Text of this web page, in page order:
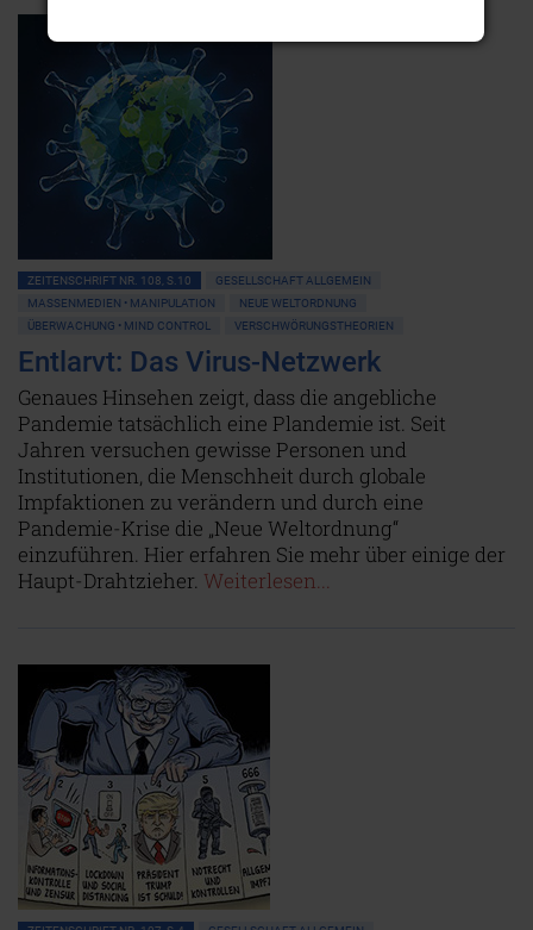
ZEITENSCHRIFT NR. 108, S.10
GESELLSCHAFT ALLGEMEIN
MASSENMEDIEN • MANIPULATION
NEUE WELTORDNUNG
ÜBERWACHUNG • MIND CONTROL
VERSCHWÖRUNGSTHEORIEN
Entlarvt: Das Virus-Netzwerk
Genaues Hinsehen zeigt, dass die angebliche
Pandemie tatsächlich eine Plandemie ist. Seit
Jahren versuchen gewisse Personen und
Institutionen, die Menschheit durch globale
Impfaktionen zu verändern und durch eine
Pandemie-Krise die „Neue Weltordnung“
einzuführen. Hier erfahren Sie mehr über einige der
Haupt-Drahtzieher. Weiterlesen...